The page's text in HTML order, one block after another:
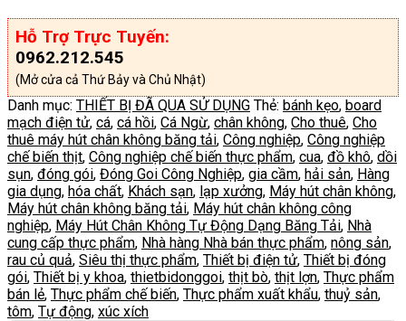
Hỗ Trợ Trực Tuyến:
0962.212.545
(Mở cửa cả Thứ Bảy và Chủ Nhật)
Danh mục: THIẾT BỊ ĐÃ QUA SỬ DỤNG Thẻ: bánh kẹo, board
mạch điện tử, cá, cá hồi, Cá Ngừ, chân không, Cho thuê, Cho
thuê máy hút chân không băng tải, Công nghiệp, Công nghiệp
chế biến thịt, Công nghiệp chế biến thực phẩm, cua, đồ khô, dồi
sụn, đóng gói, Đóng Goi Công Nghiệp, gia cầm, hải sản, Hàng
gia dụng, hóa chất, Khách sạn, lạp xưởng, Máy hút chân không,
Máy hút chân không băng tải, Máy hút chân không công
nghiệp, Máy Hút Chân Không Tự Động Dạng Băng Tải, Nhà
cung cấp thực phẩm, Nhà hàng Nhà bán thực phẩm, nông sản,
rau củ quả, Siêu thị thực phẩm, Thiết bị điện tử, Thiết bị đóng
gói, Thiết bị y khoa, thietbidonggoi, thịt bò, thịt lợn, Thực phẩm
bán lẻ, Thực phẩm chế biến, Thực phẩm xuất khẩu, thuỷ sản,
tôm, Tự động, xúc xích